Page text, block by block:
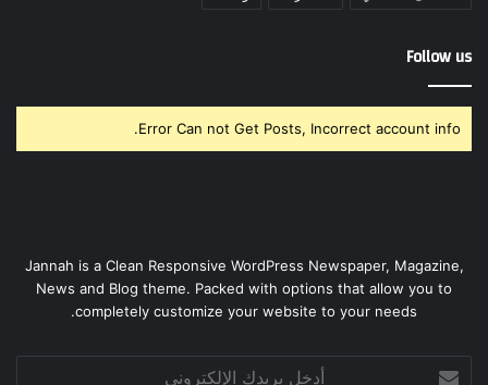
Follow us
Error Can not Get Posts, Incorrect account info.
Jannah is a Clean Responsive WordPress Newspaper, Magazine,
News and Blog theme. Packed with options that allow you to
completely customize your website to your needs.